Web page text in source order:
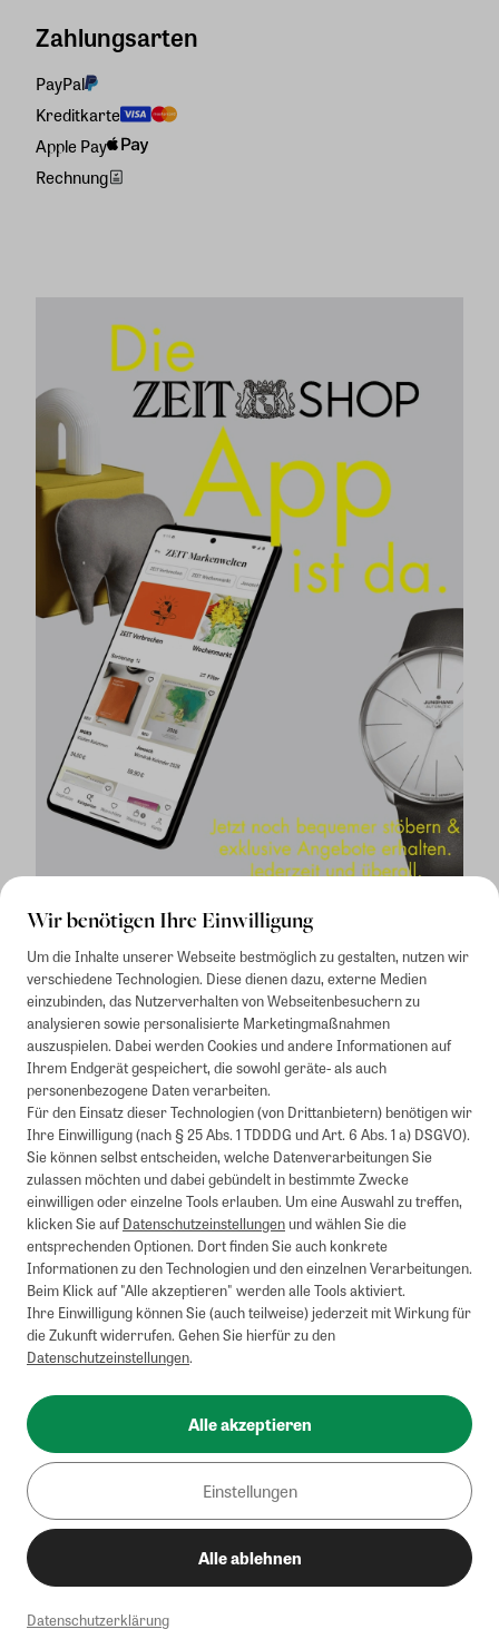
Wir benötigen Ihre Einwilligung
Um die Inhalte unserer Webseite bestmöglich zu gestalten, nutzen wir
verschiedene Technologien. Diese dienen dazu, externe Medien
einzubinden, das Nutzerverhalten von Webseitenbesuchern zu
analysieren sowie personalisierte Marketingmaßnahmen
auszuspielen. Dabei werden Cookies und andere Informationen auf
Ihrem Endgerät gespeichert, die sowohl geräte- als auch
personenbezogene Daten verarbeiten.
Für den Einsatz dieser Technologien (von Drittanbietern) benötigen wir
Ihre Einwilligung (nach § 25 Abs. 1 TDDDG und Art. 6 Abs. 1 a) DSGVO).
Sie können selbst entscheiden, welche Datenverarbeitungen Sie
zulassen möchten und dabei gebündelt in bestimmte Zwecke
einwilligen oder einzelne Tools erlauben. Um eine Auswahl zu treffen,
klicken Sie aufDatenschutzeinstellungenund wählen Sie die
entsprechenden Optionen. Dort finden Sie auch konkrete
Informationen zu den Technologien und den einzelnen Verarbeitungen.
Beim Klick auf "Alle akzeptieren" werden alle Tools aktiviert.
Ihre Einwilligung können Sie (auch teilweise) jederzeit mit Wirkung für
die Zukunft widerrufen. Gehen Sie hierfür zu den
Datenschutzeinstellungen.
Alle akzeptieren
Einstellungen
Alle ablehnen
Datenschutzerklärung
Zahlungsarten
PayPal
Kreditkarte
Apple Pay
Rechnung
Mindestbestellwert von 50€. Nicht anwendbar auf Produkte, die der
Buchpreisbindung unterliegen, ZEIT-Akademie, e-Books. Keine
Barauszahlung möglich. Nicht mit weiteren Gutscheinen/Rabatten
kombinierbar.
Briefsendungen sind vom kostenlosen Rückversand ausgeschlossen.
Weitere Informationen zu Rücksendungen finden Sie hier.
Alle Preise inkl. gesetzl. MwSt. zzgl. Versandkosten
© 2002-2026 - Zeitverlag Gerd Bucerius GmbH & Co. KG
AGB
Widerrufsbelehrung
Barrierefreiheit
Cookies/Tracking
Instagram Pinterest